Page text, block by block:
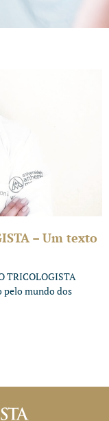
– Um texto
TRICOLOGISTA
pelo mundo dos